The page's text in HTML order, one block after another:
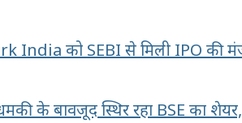
India को SEBI से मिली IPO की
के बावजूद स्थिर रहा BSE का